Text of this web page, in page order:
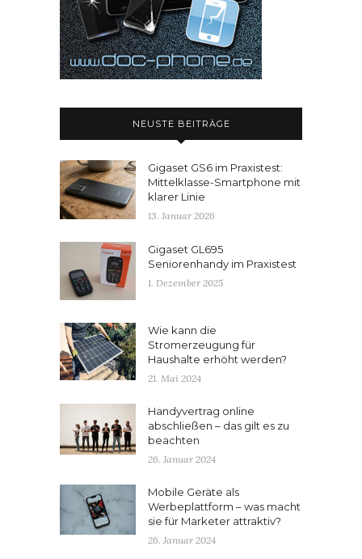
NEUSTE BEITRÄGE
Gigaset GS6 im Praxistest:
Mittelklasse-Smartphone mit
klarer Linie
13. Januar 2026
Gigaset GL695
Seniorenhandy im Praxistest
1. Dezember 2025
Wie kann die
Stromerzeugung für
Haushalte erhöht werden?
21. Mai 2024
Handyvertrag online
abschließen – das gilt es zu
beachten
26. Januar 2024
Mobile Geräte als
Werbeplattform – was macht
sie für Marketer attraktiv?
26. Januar 2024